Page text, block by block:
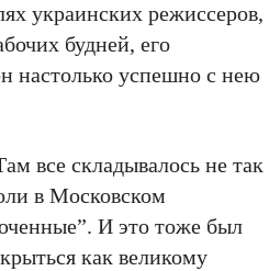
украинских режиссеров,
будней, его
настолько успешно с нею
все складывалось не так
в Московском
И это тоже был
как великому